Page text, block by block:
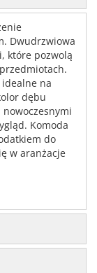
Dwudrzwiowa
które pozwolą
na
dębu
Komoda
do
w aranżacje